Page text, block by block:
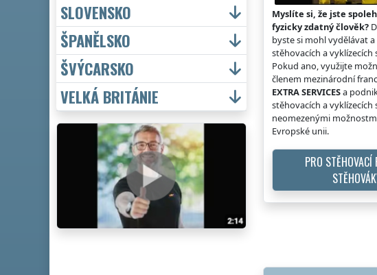
Myslíte si, že jste
fyzicky zdatný člověk?
byste si mohl vydělávat
stěhovacích a vyklízecích
Pokud ano, využijte
členem mezinárodní
EXTRA SERVICESa
stěhovacích a vyklízecích
neomezenými
Evropské unii.
PRO STĚHOVACÍ
SLOVENSKO
ŠPANĚLSKO
ŠVÝCARSKO
VELKÁ BRITÁNIE